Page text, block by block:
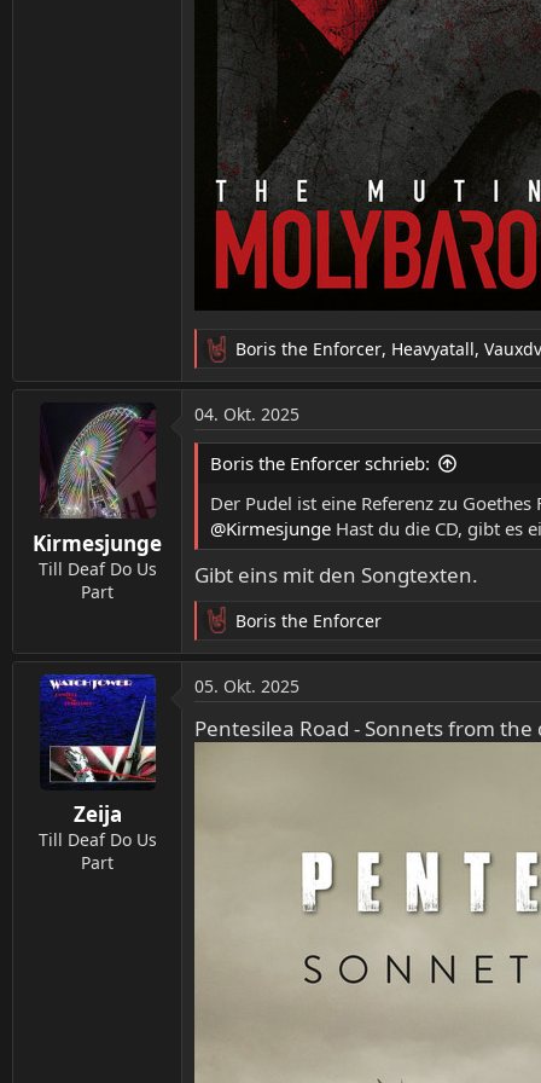
R
e
a
k
t
o
n
e
n
:
Boris the Enforcer, Heavyatall,
Kirmesjunge
Till Deaf Do Us
Part
04. Okt. 2025
Boris the Enforcer schrieb:
Der Pudel ist eine Referenz zu
@Kirmesjunge Hast du die CD, gibt es
Gibt eins mit den Songtexten.
R
e
a
k
t
i
Boris the Enforcer
Zeija
Till Deaf Do Us
Part
05. Okt. 2025
Pentesilea Road - Sonnets from the